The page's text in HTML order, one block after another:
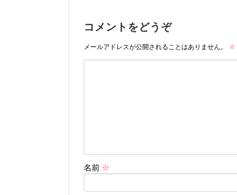
コメントをどうぞ
メールアドレスが公開されることはありません。 ※
名前 ※